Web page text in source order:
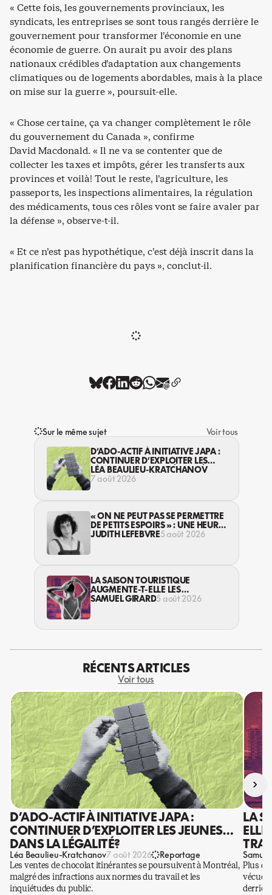
« Cette fois, les gouvernements provinciaux, les
syndicats, les entreprises se sont tous rangés derrière le
gouvernement pour transformer l’économie en une
économie de guerre. On aurait pu avoir des plans
nationaux crédibles d’adaptation aux changements
climatiques ou de logements abordables, mais à la place
on mise sur la guerre », poursuit-elle.
« Chose certaine, ça va changer complètement le rôle
du gouvernement du Canada », confirme
David Macdonald. « Il ne va se contenter que de
collecter les taxes et impôts, gérer les transferts aux
provinces et voilà! Tout le reste, l’agriculture, les
passeports, les inspections alimentaires, la régulation
des médicaments, tous ces rôles vont se faire avaler par
la défense », observe-t-il.
« Et ce n’est pas hypothétique, c’est déjà inscrit dans la
planification financière du pays », conclut-il.
Sur le même sujet
Voir tous
D’ADO-ACTIF À INITIATIVE JAPA :
CONTINUER D’EXPLOITER LES
JEUNES… DANS LA LÉGALITÉ?
LÉA BEAULIEU-KRATCHANOV
7 août 2026
« ON NE PEUT PAS SE PERMETTRE
DE PETITS ESPOIRS » : UNE HEURE
AVEC AVI LEWIS
JUDITH LEFEBVRE5 août 2026
LA SAISON TOURISTIQUE
AUGMENTE-T-ELLE LES
VIOLENCES CONTRE LES
SAMUEL GIRARD5 août 2026
RÉCENTS ARTICLES
Voir tous
D’ADO-ACTIF À INITIATIVE JAPA :
CONTINUER D’EXPLOITER LES JEUNES…
DANS LA LÉGALITÉ?
Léa Beaulieu-Kratchanov7 août 2026 Reportage
Les ventes de chocolat itinérantes se poursuivent à Montréal,
malgré des infractions aux normes du travail et les
inquiétudes du public.
LA
Plus
vécues
›